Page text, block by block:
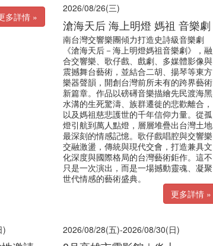
多詳情 »
2026/08/26(三)
滄海天后 海上明燈 媽祖 音樂劇
南台灣交響樂團傾力打造史詩級音樂劇
《滄海天后－海上明燈媽祖音樂劇》，融
合交響樂、歌仔戲、戲劇、多媒體影像與
震撼舞台藝術，並結合二胡、揚琴等東方
樂器聲韻，開創台灣前所未有的跨界藝術
新篇章。作品以磅礡音樂描繪先民渡海黑
水溝的生死驚濤、族群遷徙的悲歡離合，
以及媽祖慈悲護世的千年信仰力量。從孤
燈引航到萬人點燈，層層堆疊出台灣土地
最深刻的情感記憶。歌仔戲唱腔與交響樂
交融激盪，傳統與現代交會，打造兼具文
化深度與國際格局的台灣藝術鉅作。這不
只是一次演出，而是一場撼動靈魂、凝聚
世代情感的藝術盛典。
更多詳情 »
) 2026/08/28(五)-2026/08/30(日)